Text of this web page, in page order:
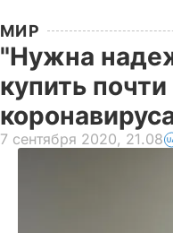
МИР
"Нужна
купить
7 сентября 2020, 21.08